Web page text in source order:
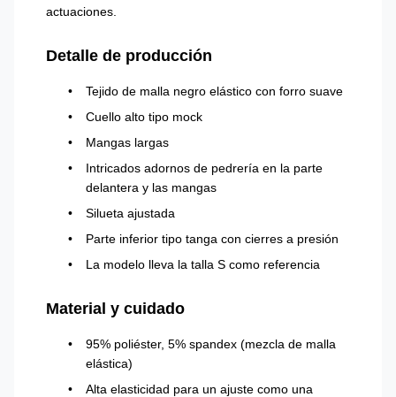
actuaciones.
Detalle de producción
Tejido de malla negro elástico con forro suave
Cuello alto tipo mock
Mangas largas
Intricados adornos de pedrería en la parte
delantera y las mangas
Silueta ajustada
Parte inferior tipo tanga con cierres a presión
La modelo lleva la talla S como referencia
Material y cuidado
95% poliéster, 5% spandex (mezcla de malla
elástica)
Alta elasticidad para un ajuste como una